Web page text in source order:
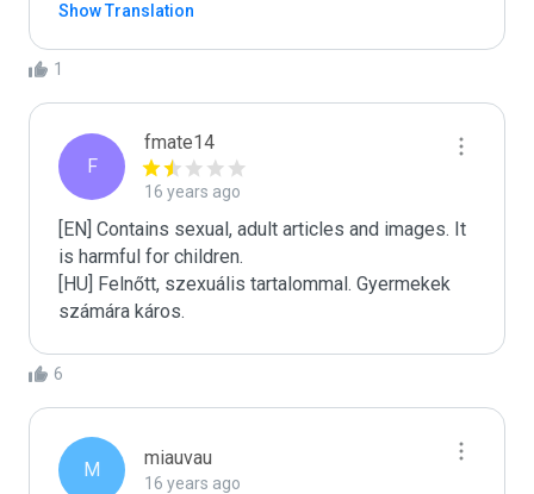
Show Translation
1
F
fmate14
16 years ago
[EN] Contains sexual, adult articles and images. It
is harmful for children.
[HU] Felnőtt, szexuális tartalommal. Gyermekek
számára káros.
6
M
miauvau
16 years ago